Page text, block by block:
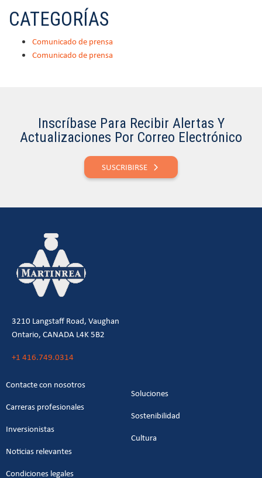
CATEGORÍAS
Comunicado de prensa
Comunicado de prensa
Inscríbase Para Recibir Alertas Y
Actualizaciones Por Correo Electrónico
SUSCRIBIRSE
3210 Langstaff Road, Vaughan
Ontario, CANADA L4K 5B2
+1 416.749.0314
Contacte con nosotros
Carreras profesionales
Inversionistas
Noticias relevantes
Soluciones
Sostenibilidad
Cultura
Condiciones legales